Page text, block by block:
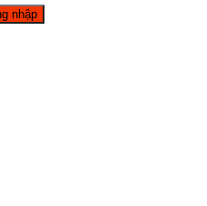
nhập